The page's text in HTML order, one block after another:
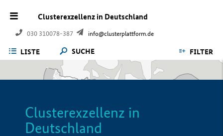
Clusterexzellenz in Deutschland
030 310078-387 info@clusterplattform.de
LISTE SUCHE FILTER
Clusterexzellenz in
Deutschland